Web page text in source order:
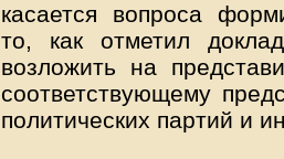
касается вопроса
то, как отметил
возложить на
соответствующему
политических партий и